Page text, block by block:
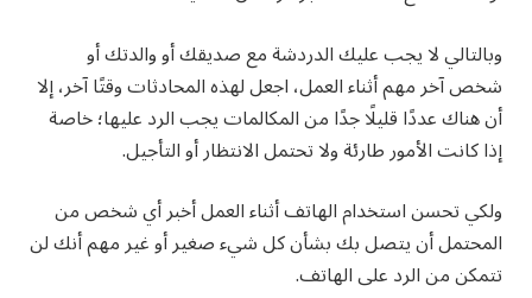
وبالتالي لا يجب عليك الدردشة مع صديقك أو والدتك أو
شخص آخر مهم أثناء العمل، اجعل لهذه المحادثات وقتًا آخر، إلا
أن هناك عددًا قليلًا جدًا من المكالمات يجب الرد عليها؛ خاصة
إذا كانت الأمور طارئة ولا تحتمل الانتظار أو التأجيل.
ولكي تحسن استخدام الهاتف أثناء العمل أخبر أي شخص من
المحتمل أن يتصل بك بشأن كل شيء صغير أو غير مهم أنك لن
تتمكن من الرد على الهاتف.